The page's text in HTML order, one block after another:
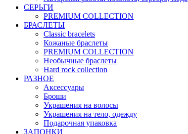
СЕРЬГИ
PREMIUM COLLECTION
БРАСЛЕТЫ
Classic bracelets
Кожаные браслеты
PREMIUM COLLECTION
Необычные браслеты
Hard rock collection
РАЗНОЕ
Аксессуары
Броши
Украшения на волосы
Украшения на тело, одежду
Подарочная упаковка
ЗАПОНКИ